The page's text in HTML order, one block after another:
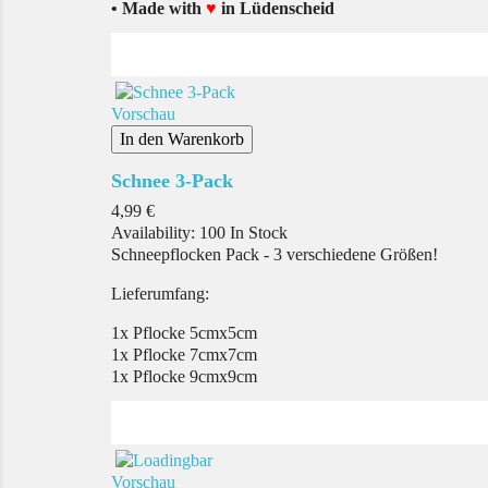
• Made with ♥ in Lüdenscheid
Vorschau
In den Warenkorb
Schnee 3-Pack
Preis
4,99 €
Availability: 100 In Stock
Schneepflocken Pack - 3 verschiedene Größen!
Lieferumfang:
1x Pflocke 5cmx5cm
1x Pflocke 7cmx7cm
1x Pflocke 9cmx9cm
Vorschau